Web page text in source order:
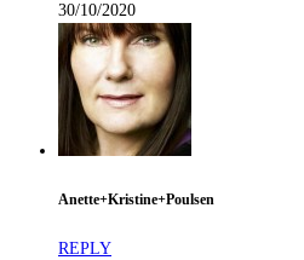
30/10/2020
Anette+Kristine+Poulsen
REPLY